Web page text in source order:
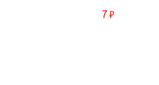
7₽